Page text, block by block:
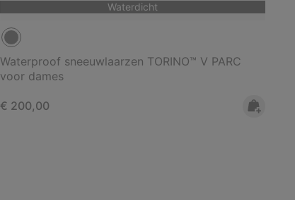
Waterdicht
Waterproof sneeuwlaarzen TORINO™ V PARC
voor dames
Regular price:
€ 200,00